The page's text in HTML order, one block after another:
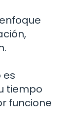
es
tiempo
funcione